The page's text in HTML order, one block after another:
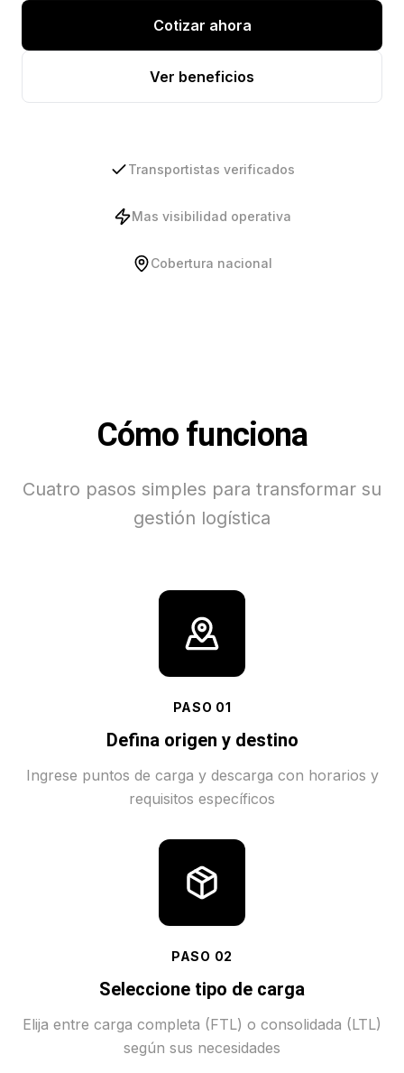
Cotizar ahora
Ver beneficios
Transportistas verificados
Mas visibilidad operativa
Cobertura nacional
Cómo funciona
Cuatro pasos simples para transformar su
gestión logística
PASO 01
Defina origen y destino
Ingrese puntos de carga y descarga con horarios y
requisitos específicos
PASO 02
Seleccione tipo de carga
Elija entre carga completa (FTL) o consolidada (LTL)
según sus necesidades